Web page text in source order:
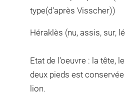
type(d'après Visscher))
Héraklès (nu, assis, sur,
Etat de l'oeuvre : la tête,
deux pieds est
lion.